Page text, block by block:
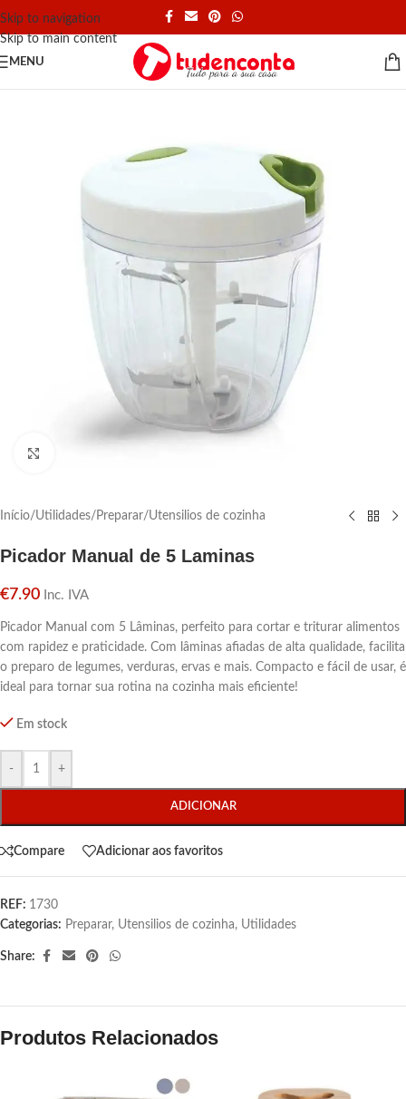
Skip to navigation
Skip to main content
MENU
Início/Utilidades/ Preparar/Utensilios de cozinha
Picador Manual de 5 Laminas
€7.90 Inc. IVA
Picador Manual com 5 Lâminas, perfeito para cortar e triturar alimentos
com rapidez e praticidade. Com lâminas afiadas de alta qualidade, facilita
o preparo de legumes, verduras, ervas e mais. Compacto e fácil de usar, é
ideal para tornar sua rotina na cozinha mais eficiente!
Em stock
- +
ADICIONAR
Compare Adicionar aos favoritos
REF: 1730
Categorias: Preparar, Utensilios de cozinha, Utilidades
Share:
Produtos Relacionados